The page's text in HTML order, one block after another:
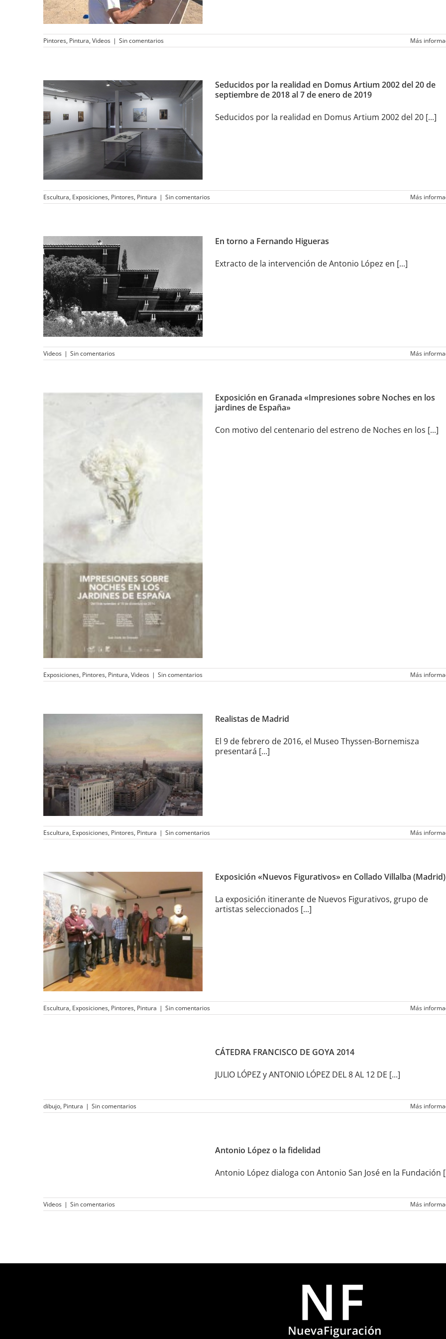
Pintores, Pintura, Videos | Sin comentarios Más
Seducidos por la
realidad en Domus
Artium 2002 del 20 de
septiembre de 2018 al 7
de enero de 2019
Seducidos por la realidad en Domus Artium 2002 del 20 de
septiembre de 2018 al 7 de enero de 2019
Seducidos por la realidad en Domus Artium 2002 del 20 [...]
Escultura, Exposiciones, Pintores, Pintura | Sin comentarios Más
En torno a Fernando
Higueras
En torno a Fernando Higueras
Extracto de la intervención de Antonio López en [...]
Videos | Sin comentarios Más
Exposición en Granada
«Impresiones sobre
Noches en los jardines
de España»
Exposición en Granada «Impresiones sobre Noches en los
jardines de España»
Con motivo del centenario del estreno de Noches en los [...]
Exposiciones, Pintores, Pintura, Videos | Sin comentarios Más
Realistas de Madrid
Realistas de Madrid
El 9 de febrero de 2016, el Museo Thyssen-Bornemisza
presentará [...]
Escultura, Exposiciones, Pintores, Pintura | Sin comentarios Más
Exposición «Nuevos
Figurativos» en Collado
Villalba (Madrid)
Exposición «Nuevos Figurativos» en Collado Villalba (Madrid)
La exposición itinerante de Nuevos Figurativos, grupo de
artistas seleccionados [...]
Escultura, Exposiciones, Pintores, Pintura | Sin comentarios Más
CÁTEDRA FRANCISCO DE GOYA 2014
JULIO LÓPEZ y ANTONIO LÓPEZ DEL 8 AL 12 DE [...]
dibujo, Pintura | Sin comentarios Más
Antonio López o la fidelidad
Antonio López dialoga con Antonio San José en la Fundación
Videos | Sin comentarios Más